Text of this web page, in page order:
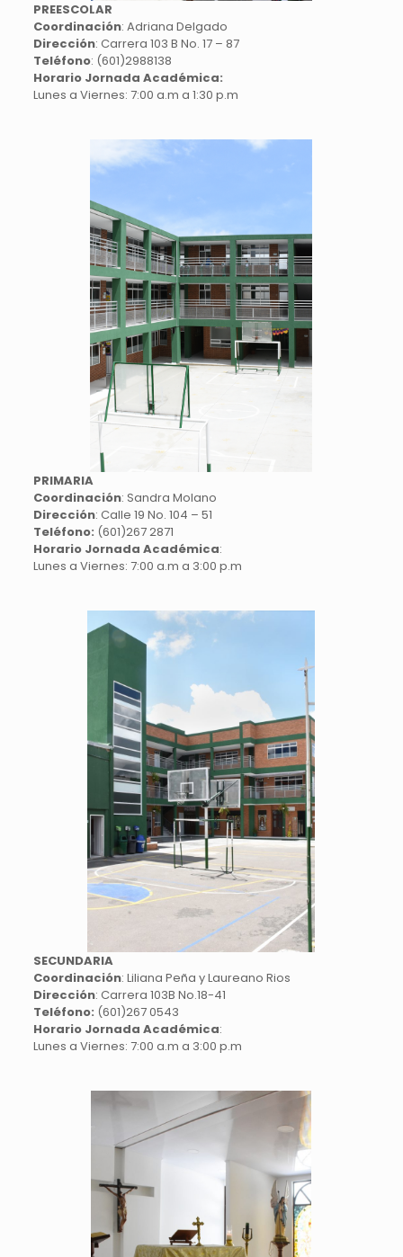
PREESCOLAR
Coordinación: Adriana Delgado
Dirección: Carrera 103 B No. 17 – 87
Teléfono: (601)2988138
Horario Jornada Académica:
Lunes a Viernes: 7:00 a.m a 1:30 p.m
PRIMARIA
Coordinación: Sandra Molano
Dirección: Calle 19 No. 104 – 51
Teléfono: (601)267 2871
Horario Jornada Académica:
Lunes a Viernes: 7:00 a.m a 3:00 p.m
SECUNDARIA
Coordinación: Liliana Peña y Laureano Rios
Dirección: Carrera 103B No.18-41
Teléfono: (601)267 0543
Horario Jornada Académica:
Lunes a Viernes: 7:00 a.m a 3:00 p.m